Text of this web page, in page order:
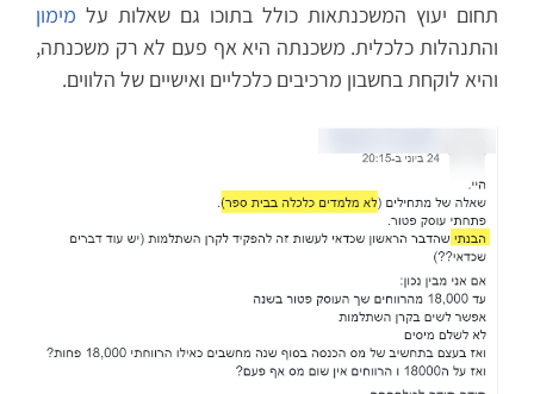
תחום יעוץ המשכנתאות כולל בתוכו גם שאלות על מימון
והתנהלות כלכלית. משכנתה היא אף פעם לא רק משכנתה,
והיא לוקחת בחשבון מרכיבים כלכליים ואישיים של הלווים.